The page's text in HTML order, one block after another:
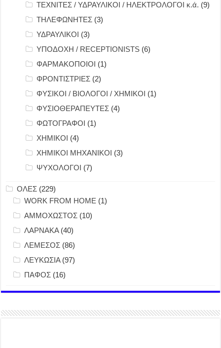
ΤΕΧΝΙΤΕΣ / ΥΔΡΑΥΛΙΚΟΙ / ΗΛΕΚΤΡΟΛΟΓΟΙ κ.ά. (9)
ΤΗΛΕΦΩΝΗΤΕΣ (3)
ΥΔΡΑΥΛΙΚΟΙ (3)
ΥΠΟΔΟΧΗ / RECEPTIONISTS (6)
ΦΑΡΜΑΚΟΠΟΙΟΙ (1)
ΦΡΟΝΤΙΣΤΡΙΕΣ (2)
ΦΥΣΙΚΟΙ / ΒΙΟΛΟΓΟΙ / ΧΗΜΙΚΟΙ (1)
ΦΥΣΙΟΘΕΡΑΠΕΥΤΕΣ (4)
ΦΩΤΟΓΡΑΦΟΙ (1)
ΧΗΜΙΚΟΙ (4)
ΧΗΜΙΚΟΙ ΜΗΧΑΝΙΚΟΙ (3)
ΨΥΧΟΛΟΓΟΙ (7)
ΟΛΕΣ (229)
WORK FROM HOME (1)
ΑΜΜΟΧΩΣΤΟΣ (10)
ΛΑΡΝΑΚΑ(40)
ΛΕΜΕΣΟΣ (86)
ΛΕΥΚΩΣΙΑ(97)
ΠΑΦΟΣ (16)